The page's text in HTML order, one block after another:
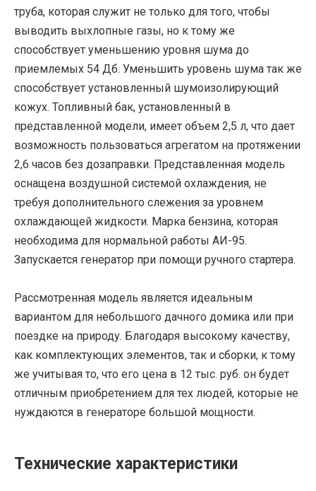
труба, которая служит не только для того, чтобы
выводить выхлопные газы, но к тому же
способствует уменьшению уровня шума до
приемлемых 54 Дб. Уменьшить уровень шума так же
способствует установленный шумоизолирующий
кожух. Топливный бак, установленный в
представленной модели, имеет объем 2,5 л, что дает
возможность пользоваться агрегатом на протяжении
2,6 часов без дозаправки. Представленная модель
оснащена воздушной системой охлаждения, не
требуя дополнительного слежения за уровнем
охлаждающей жидкости. Марка бензина, которая
необходима для нормальной работы АИ-95.
Запускается генератор при помощи ручного стартера.
Рассмотренная модель является идеальным
вариантом для небольшого дачного домика или при
поездке на природу. Благодаря высокому качеству,
как комплектующих элементов, так и сборки, к тому
же учитывая то, что его цена в 12 тыс. руб. он будет
отличным приобретением для тех людей, которые не
нуждаются в генераторе большой мощности.
Технические характеристики